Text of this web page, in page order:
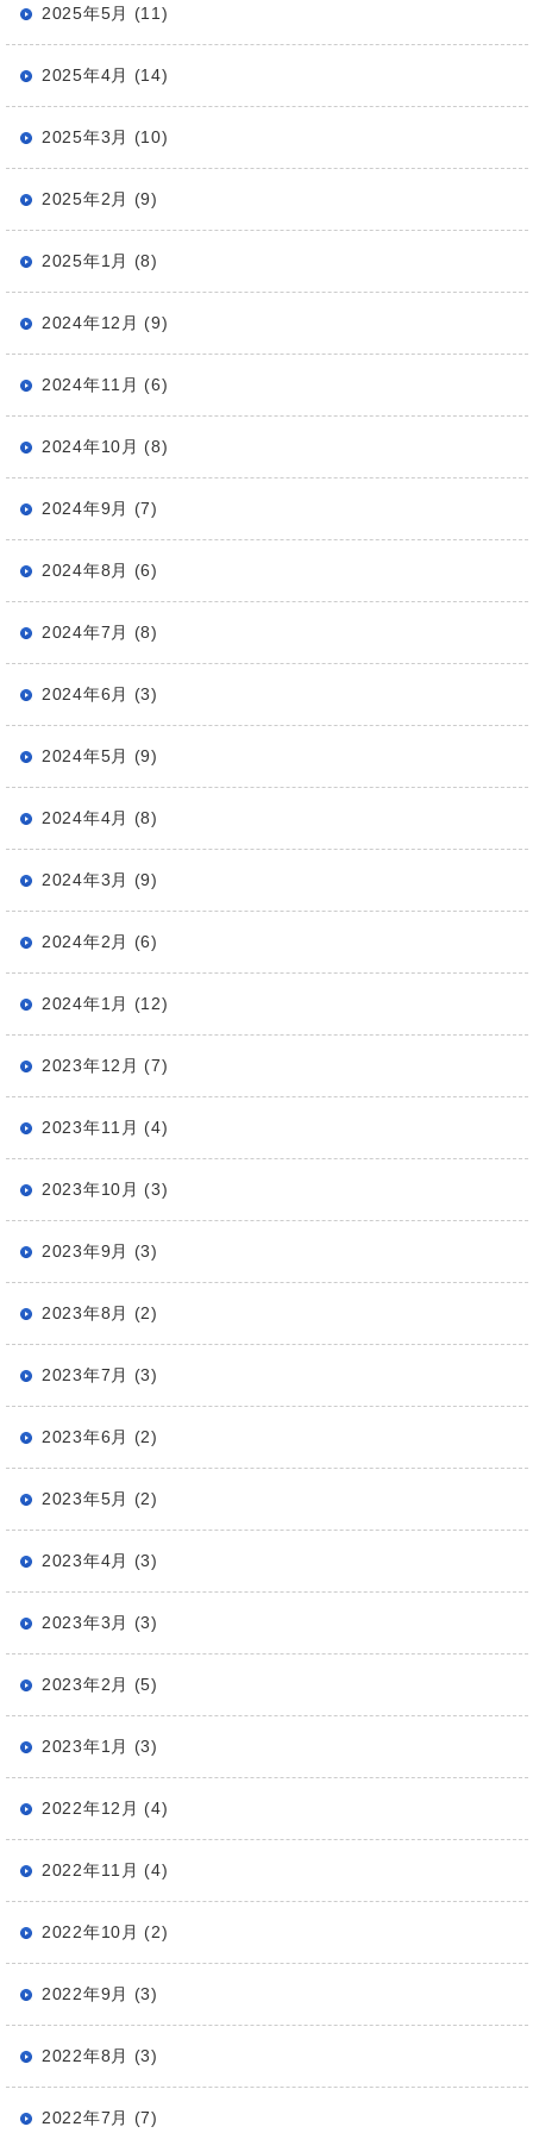
2025年5月 (11)
2025年4月 (14)
2025年3月 (10)
2025年2月 (9)
2025年1月 (8)
2024年12月 (9)
2024年11月 (6)
2024年10月 (8)
2024年9月 (7)
2024年8月 (6)
2024年7月 (8)
2024年6月 (3)
2024年5月 (9)
2024年4月 (8)
2024年3月 (9)
2024年2月 (6)
2024年1月 (12)
2023年12月 (7)
2023年11月 (4)
2023年10月 (3)
2023年9月 (3)
2023年8月 (2)
2023年7月 (3)
2023年6月 (2)
2023年5月 (2)
2023年4月 (3)
2023年3月 (3)
2023年2月 (5)
2023年1月 (3)
2022年12月 (4)
2022年11月 (4)
2022年10月 (2)
2022年9月 (3)
2022年8月 (3)
2022年7月 (7)